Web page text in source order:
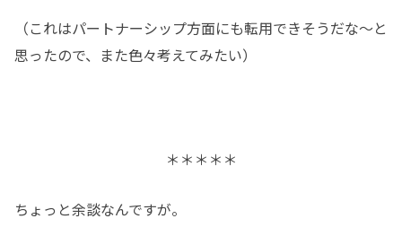
（これはパートナーシップ方面にも転用できそうだな～と
思ったので、また色々考えてみたい）
＊＊＊＊＊
ちょっと余談なんですが。